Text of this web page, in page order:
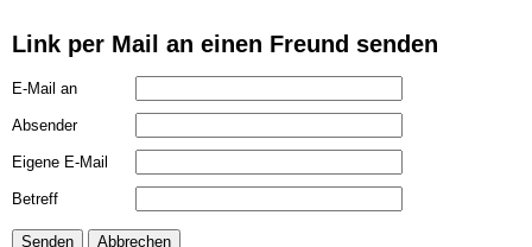
Link per Mail an einen Freund senden
E-Mail an
Absender
Eigene E-Mail
Betreff
Senden Abbrechen